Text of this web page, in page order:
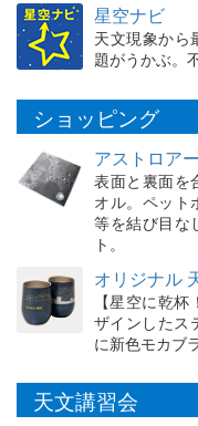
星空ナビ
天文現象から
題がうかぶ。
ショッピング
アストロア
表面と裏面を
オル。ペット
等を結び目な
ト。
オリジナル
【星空に乾
ザインしたス
に新色モカブ
天文講習会